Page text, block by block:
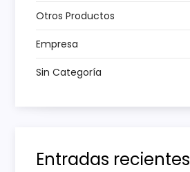
r
a
d
a
s
Otros Productos
Empresa
Sin Categoría
Entradas recientes